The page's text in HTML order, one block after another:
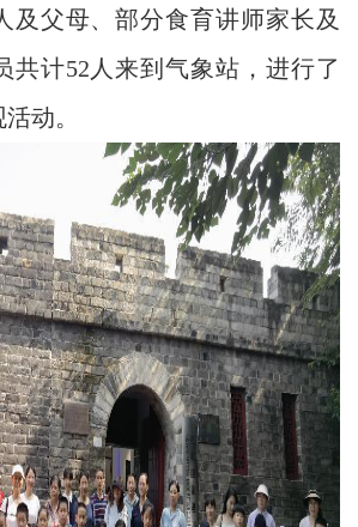
及父母、部分食育讲师家长及
共计52人来到气象站，进行了
动。